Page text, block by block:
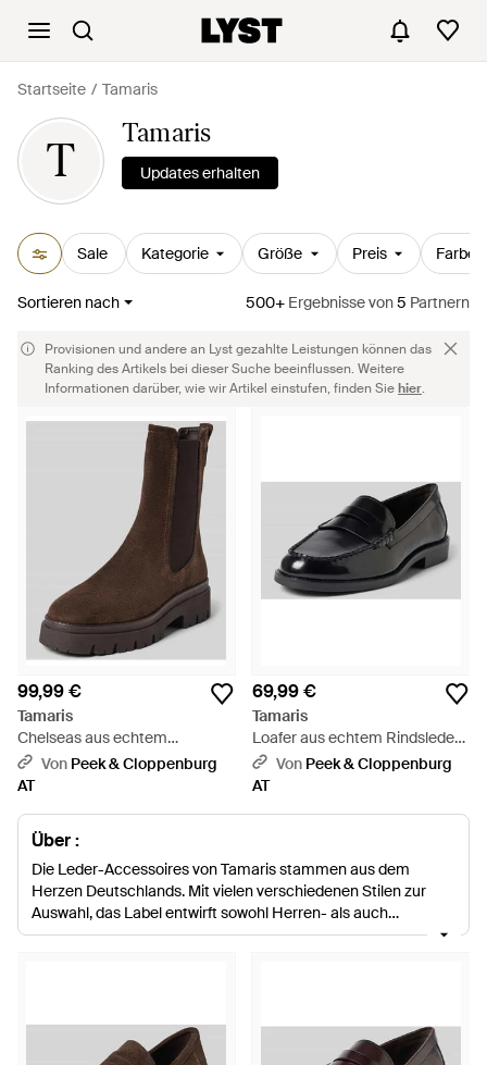
Startseite Tamaris
T
Tamaris
Updates erhalten
Sale Kategorie Größe Preis Farbe
Sortieren nach 500+ Ergebnissevon5 Partnern
Provisionen und andere an Lyst gezahlte Leistungen können das
Ranking des Artikels bei dieser Suche beeinflussen. Weitere
Informationen darüber, wie wir Artikel einstufen, finden Siehier.
99,99 €
Tamaris
Chelseas aus echtem
Rindsleder - Braun
Von Peek & Cloppenburg
AT
69,99 €
Tamaris
Loafer aus echtem Rindsleder -
Schwarz
Von Peek & Cloppenburg
AT
Über :
Die Leder-Accessoires von Tamaris stammen aus dem
Herzen Deutschlands. Mit vielen verschiedenen Stilen zur
Auswahl, das Label entwirft sowohl Herren- als auch
Damenschuhe. Plateau-Pumps und elegante Ballerinas sind
verwendet Tamaris auch Wildleder, um die charakteristischen
Designs der Marke herzustellen.